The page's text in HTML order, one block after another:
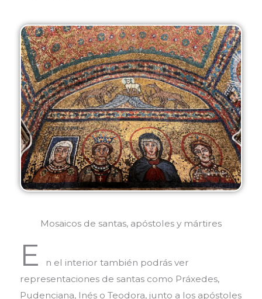
Mosaicos de santas, apóstoles y mártires
E
n el interior también podrás ver
representaciones de santas como Práxedes,
Pudenciana, Inés o Teodora, junto a los apóstoles